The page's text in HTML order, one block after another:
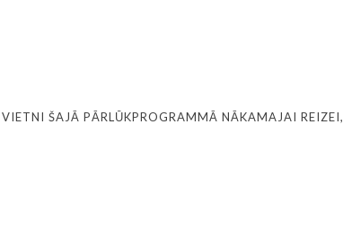
ŠAJĀ PĀRLŪKPROGRAMMĀ NĀKAMAJAI REIZEI,